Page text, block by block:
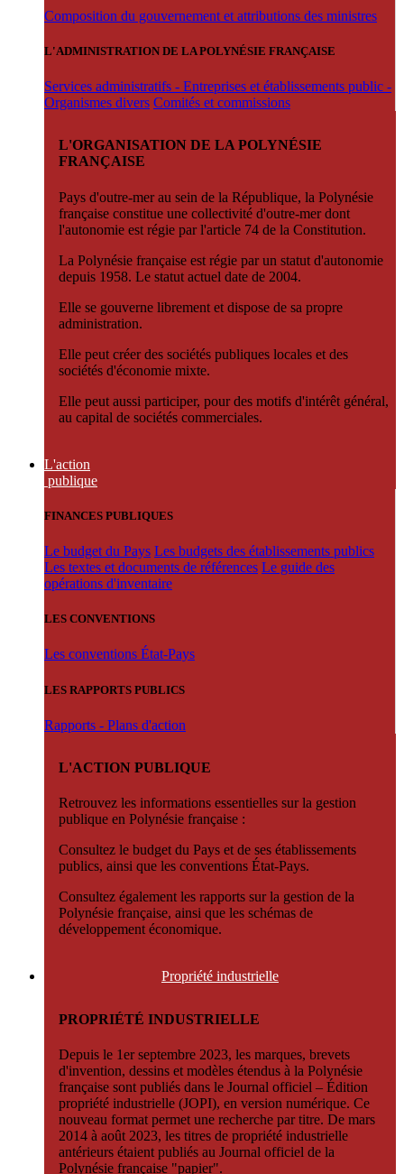
Composition du gouvernement et attributions des ministres
L'ADMINISTRATION DE LA POLYNÉSIE FRANÇAISE
Services administratifs - Entreprises et établissements public -
Organismes divers Comités et commissions
L'ORGANISATION DE LA POLYNÉSIE
FRANÇAISE
Pays d'outre-mer au sein de la République, la Polynésie
française constitue une collectivité d'outre-mer dont
l'autonomie est régie par l'article 74 de la Constitution.
La Polynésie française est régie par un statut d'autonomie
depuis 1958. Le statut actuel date de 2004.
Elle se gouverne librement et dispose de sa propre
administration.
Elle peut créer des sociétés publiques locales et des
sociétés d'économie mixte.
Elle peut aussi participer, pour des motifs d'intérêt général,
au capital de sociétés commerciales.
L'action
publique
FINANCES PUBLIQUES
Le budget du Pays Les budgets des établissements publics
Les textes et documents de références Le guide des
opérations d'inventaire
LES CONVENTIONS
Les conventions État-Pays
LES RAPPORTS PUBLICS
Rapports - Plans d'action
L'ACTION PUBLIQUE
Retrouvez les informations essentielles sur la gestion
publique en Polynésie française :
Consultez le budget du Pays et de ses établissements
publics, ainsi que les conventions État-Pays.
Consultez également les rapports sur la gestion de la
Polynésie française, ainsi que les schémas de
développement économique.
Propriété industrielle
PROPRIÉTÉ INDUSTRIELLE
Depuis le 1er septembre 2023, les marques, brevets
d'invention, dessins et modèles étendus à la Polynésie
française sont publiés dans le Journal officiel – Édition
propriété industrielle (JOPI), en version numérique. Ce
nouveau format permet une recherche par titre. De mars
2014 à août 2023, les titres de propriété industrielle
antérieurs étaient publiés au Journal officiel de la
Polynésie française "papier".